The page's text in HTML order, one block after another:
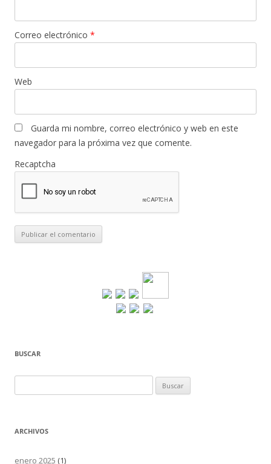
Correo electrónico *
Web
Guarda mi nombre, correo electrónico y web en este
navegador para la próxima vez que comente.
Recaptcha
BUSCAR
ARCHIVOS
enero 2025 (1)